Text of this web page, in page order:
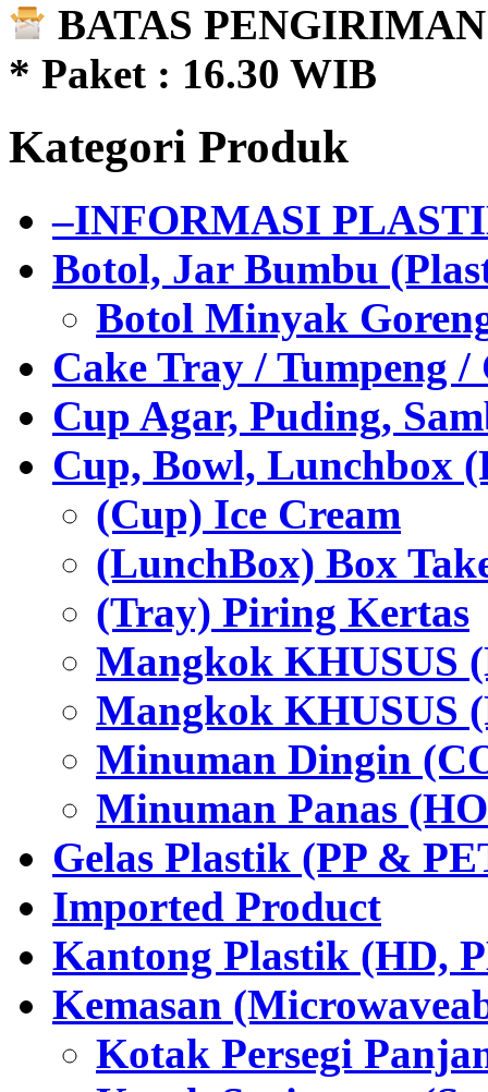
BATAS
* Paket : 16.30 WIB
Kategori Produk
–INFORMASI
Botol, Jar Bumbu
Botol Minyak
Cake Tray / Tumpeng /
Cup Agar, Puding,
Cup, Bowl, Lunchbox
(Cup) Ice Cream
(LunchBox) Box
(Tray) Piring Kertas
Mangkok KHUSUS
Mangkok KHUSUS
Minuman Dingin
Minuman Panas
Gelas Plastik (PP &
Imported Product
Kantong Plastik (HD,
Kemasan
Kotak Persegi